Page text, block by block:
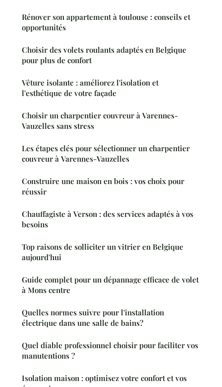
Rénover son appartement à toulouse : conseils et
opportunités
Choisir des volets roulants adaptés en Belgique
pour plus de confort
Vêture isolante : améliorez l'isolation et
l'esthétique de votre façade
Choisir un charpentier couvreur à Varennes-
Vauzelles sans stress
Les étapes clés pour sélectionner un charpentier
couvreur à Varennes-Vauzelles
Construire une maison en bois : vos choix pour
réussir
Chauffagiste à Verson : des services adaptés à vos
besoins
Top raisons de solliciter un vitrier en Belgique
aujourd'hui
Guide complet pour un dépannage efficace de volet
à Mons centre
Quelles normes suivre pour l'installation
électrique dans une salle de bains?
Quel diable professionnel choisir pour faciliter vos
manutentions ?
Isolation maison : optimisez votre confort et vos